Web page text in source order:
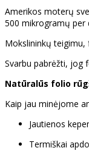
Amerikos moterų
500 mikrogramų per
Mokslininkų teigimu,
Svarbu pabrėžti, jog
Natūralūs folio
Kaip jau minėjome
Jautienos
Termiškai